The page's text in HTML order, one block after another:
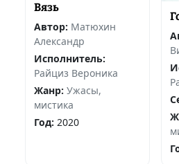
Вязь
Автор: Матюхин
Александр
Исполнитель:
Райциз Вероника
Жанр: Ужасы,
мистика
Год: 2020